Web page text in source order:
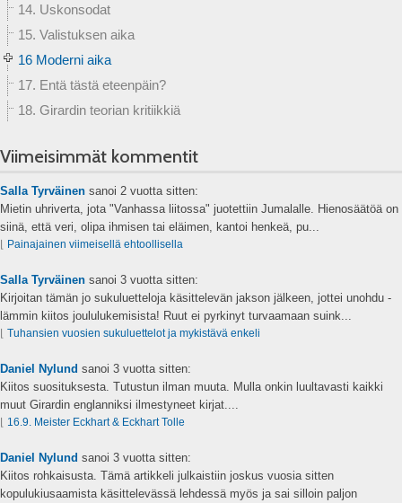
14. Uskonsodat
15. Valistuksen aika
16 Moderni aika
17. Entä tästä eteenpäin?
18. Girardin teorian kritiikkiä
Viimeisimmät kommentit
Salla Tyrväinen sanoi 2 vuotta sitten:
Mietin uhriverta, jota "Vanhassa liitossa" juotettiin Jumalalle. Hienosäätöä on
siinä, että veri, olipa ihmisen tai eläimen, kantoi henkeä, pu...
⌊ Painajainen viimeisellä ehtoollisella
Salla Tyrväinen sanoi 3 vuotta sitten:
Kirjoitan tämän jo sukuluetteloja käsittelevän jakson jälkeen, jottei unohdu -
lämmin kiitos joululukemisista! Ruut ei pyrkinyt turvaamaan suink...
⌊ Tuhansien vuosien sukuluettelot ja mykistävä enkeli
Daniel Nylund sanoi 3 vuotta sitten:
Kiitos suosituksesta. Tutustun ilman muuta. Mulla onkin luultavasti kaikki
muut Girardin englanniksi ilmestyneet kirjat....
⌊ 16.9. Meister Eckhart & Eckhart Tolle
Daniel Nylund sanoi 3 vuotta sitten:
Kiitos rohkaisusta. Tämä artikkeli julkaistiin joskus vuosia sitten
kopulukiusaamista käsittelevässä lehdessä myös ja sai silloin paljon